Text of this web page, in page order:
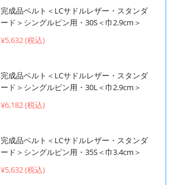
完成品ベルト＜LCサドルレザー・スタンダ
ード＞シングルピン用・30S＜巾2.9cm＞
¥5,632 (税込)
完成品ベルト＜LCサドルレザー・スタンダ
ード＞シングルピン用・30L＜巾2.9cm＞
¥6,182 (税込)
完成品ベルト＜LCサドルレザー・スタンダ
ード＞シングルピン用・35S＜巾3.4cm＞
¥5,632 (税込)